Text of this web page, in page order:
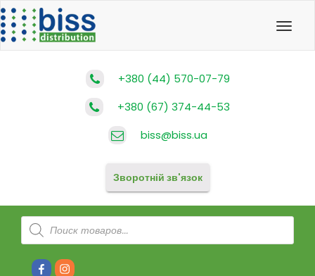
+380 (44) 570-07-79
+380 (67) 374-44-53
biss@biss.ua
Зворотній зв'язок
Products
search
FacebookInstagram